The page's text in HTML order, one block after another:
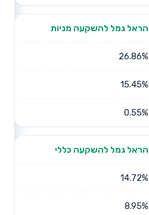
הראל גמל להשקעה מניות
26.86%
15.45%
0.55%
הראל גמל להשקעה כללי
14.72%
8.95%